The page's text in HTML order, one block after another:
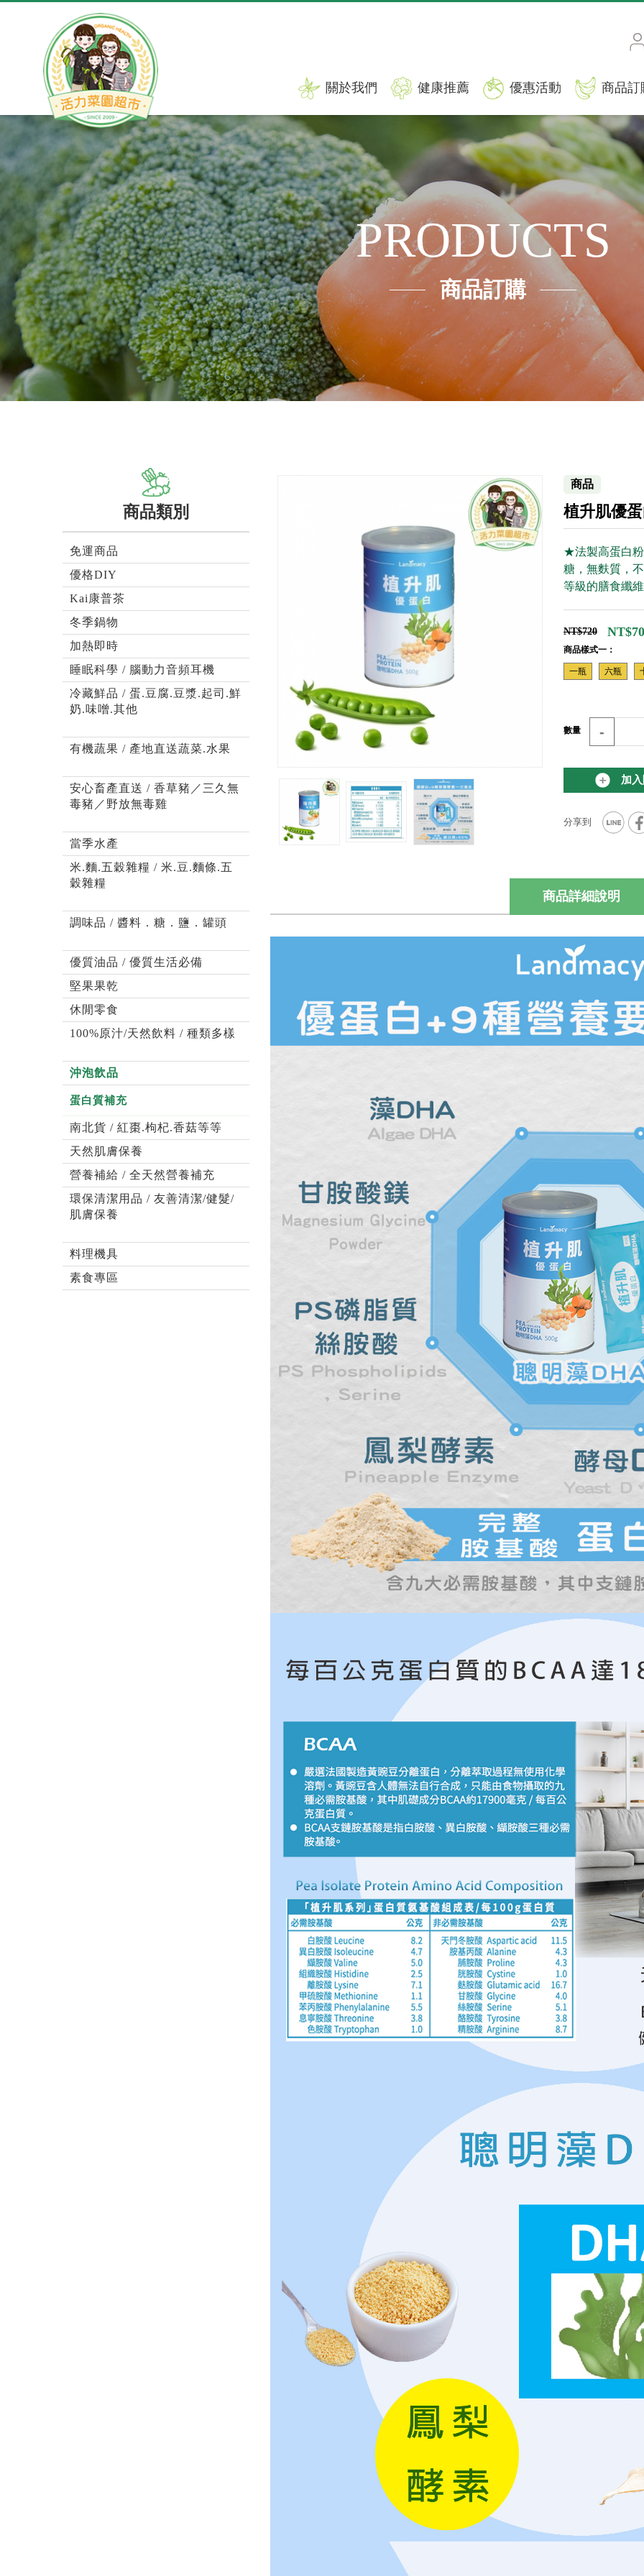
關於我們 健康推薦 優惠活動 商品訂
PRODUCTS
商品訂購
商品類別
免運商品
優格DIY
Kai康普茶
冬季鍋物
加熱即時
睡眠科學 / 腦動力音頻耳機
冷藏鮮品 / 蛋.豆腐.豆漿.起司.鮮
奶.味噌.其他
有機蔬果 / 產地直送蔬菜.水果
安心畜產直送 / 香草豬／三久無
毒豬／野放無毒雞
當季水產
米.麵.五穀雜糧 / 米.豆.麵條.五
穀雜糧
調味品 / 醬料．糖．鹽．罐頭
優質油品 / 優質生活必備
堅果果乾
休閒零食
100%原汁/天然飲料 / 種類多樣
沖泡飲品
蛋白質補充
南北貨 / 紅棗.枸杞.香菇等等
天然肌膚保養
營養補給 / 全天然營養補充
環保清潔用品 / 友善清潔/健髮/
肌膚保養
料理機具
素食專區
商品
植升肌優
★法製高蛋白
糖，無麩質，
等級的膳食纖維
NT$720
商品樣式一：
一瓶 六瓶
數量 -
加
商品詳細說明